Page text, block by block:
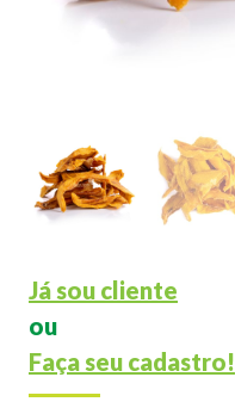
Já sou cliente
ou
Faça seu cadastro!